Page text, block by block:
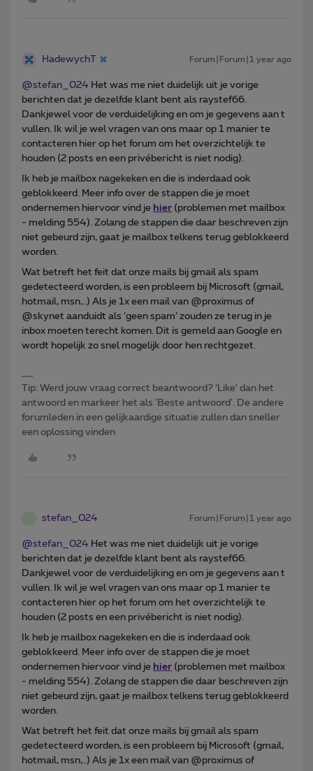
HadewychT Forum|Forum|1 year ago
@stefan_024 Het was me niet duidelijk uit je vorige
berichten dat je dezelfde klant bent als raystef66.
Dankjewel voor de verduidelijking en om je gegevens aan t
vullen. Ik wil je wel vragen van ons maar op 1 manier te
contacteren hier op het forum om het overzichtelijk te
houden (2 posts en een privébericht is niet nodig).
Ik heb je mailbox nagekeken en die is inderdaad ook
geblokkeerd. Meer info over de stappen die je moet
ondernemen hiervoor vind je hier (problemen met mailbox
- melding 554). Zolang de stappen die daar beschreven zijn
niet gebeurd zijn, gaat je mailbox telkens terug geblokkeerd
worden.
Wat betreft het feit dat onze mails bij gmail als spam
gedetecteerd worden, is een probleem bij Microsoft (gmail,
hotmail, msn,..) Als je 1x een mail van @proximus of
@skynet aanduidt als ‘geen spam’ zouden ze terug in je
inbox moeten terecht komen. Dit is gemeld aan Google en
wordt hopelijk zo snel mogelijk door hen rechtgezet.
Tip: Werd jouw vraag correct beantwoord? ‘Like’ dan het
antwoord en markeer het als 'Beste antwoord'. De andere
forumleden in een gelijkaardige situatie zullen dan sneller
een oplossing vinden
stefan_024 Forum|Forum|1 year ago
@stefan_024 Het was me niet duidelijk uit je vorige
berichten dat je dezelfde klant bent als raystef66.
Dankjewel voor de verduidelijking en om je gegevens aan t
vullen. Ik wil je wel vragen van ons maar op 1 manier te
contacteren hier op het forum om het overzichtelijk te
houden (2 posts en een privébericht is niet nodig).
Ik heb je mailbox nagekeken en die is inderdaad ook
geblokkeerd. Meer info over de stappen die je moet
ondernemen hiervoor vind je hier (problemen met mailbox
- melding 554). Zolang de stappen die daar beschreven zijn
niet gebeurd zijn, gaat je mailbox telkens terug geblokkeerd
worden.
Wat betreft het feit dat onze mails bij gmail als spam
gedetecteerd worden, is een probleem bij Microsoft (gmail,
hotmail, msn,..) Als je 1x een mail van @proximus of